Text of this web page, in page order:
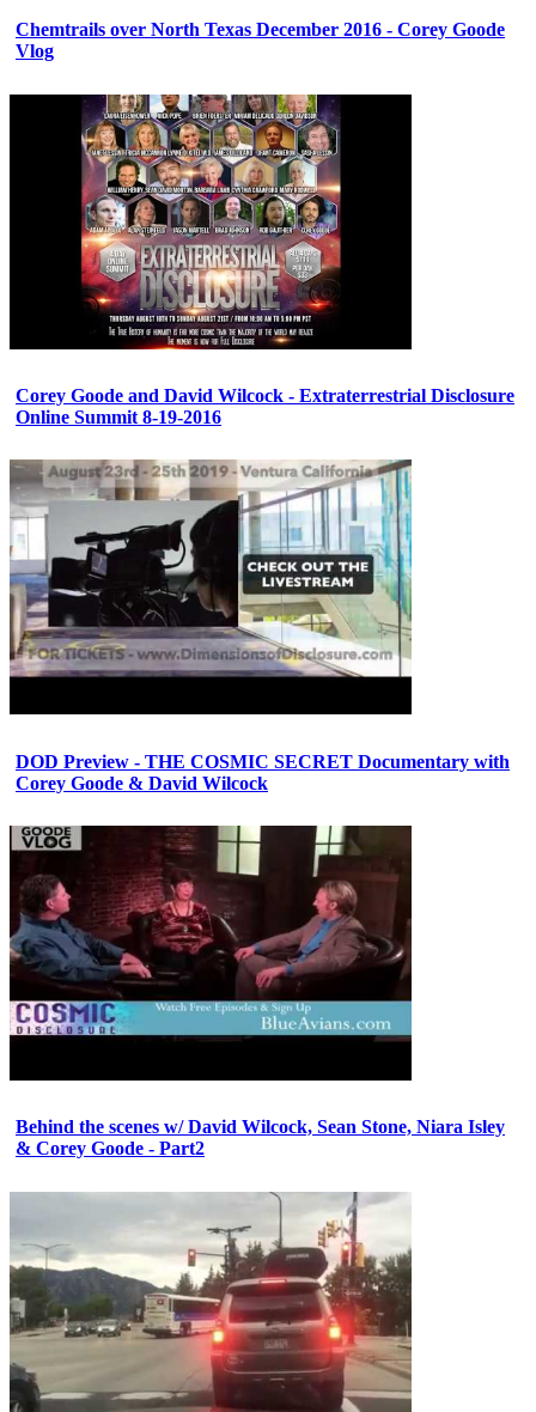
Chemtrails over North Texas December 2016 - Corey Goode
Vlog
Corey Goode and David Wilcock - Extraterrestrial Disclosure
Online Summit 8-19-2016
DOD Preview - THE COSMIC SECRET Documentary with
Corey Goode & David Wilcock
Behind the scenes w/ David Wilcock, Sean Stone, Niara Isley
& Corey Goode - Part2